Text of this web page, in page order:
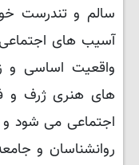
سالم و تندرست
آسیب های
واقعیت اساسی و
های هنری ژرف و
اجتماعی می شود و
روانشناسان و